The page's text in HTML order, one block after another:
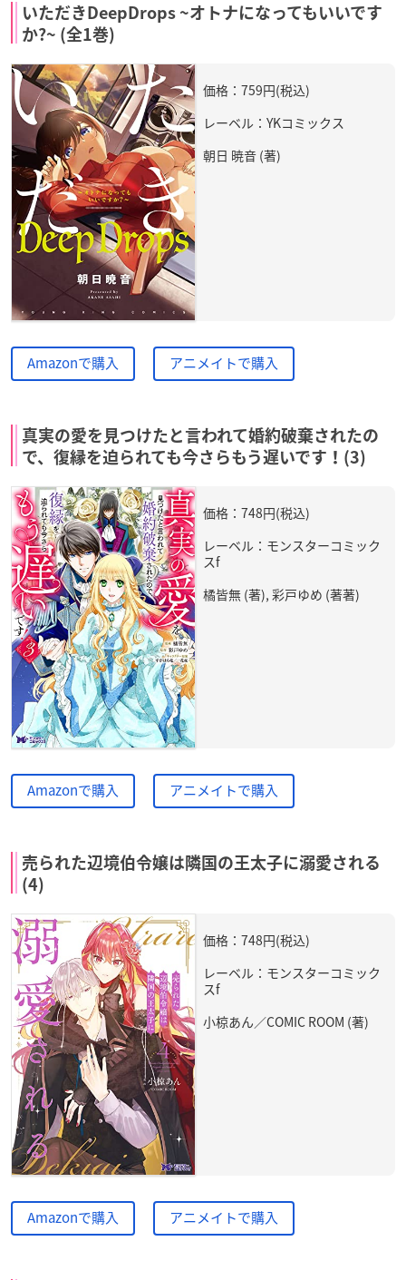
いただきDeepDrops ~オトナになってもいいです
か?~ (全1巻)
価格：759円(税込)
レーベル：YKコミックス
朝日 暁音 (著)
Amazonで購入 アニメイトで購入
真実の愛を見つけたと言われて婚約破棄されたの
で、復縁を迫られても今さらもう遅いです！(3)
価格：748円(税込)
レーベル：モンスターコミック
スf
橘皆無 (著), 彩戸ゆめ (著著)
Amazonで購入 アニメイトで購入
売られた辺境伯令嬢は隣国の王太子に溺愛される
(4)
価格：748円(税込)
レーベル：モンスターコミック
スf
小椋あん／COMIC ROOM (著)
Amazonで購入 アニメイトで購入